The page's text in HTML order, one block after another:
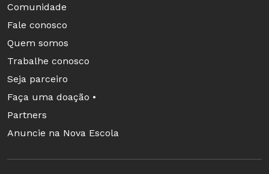
Comunidade
Fale conosco
Quem somos
Trabalhe conosco
Seja parceiro
Faça uma doação •
Partners
Anuncie na Nova Escola